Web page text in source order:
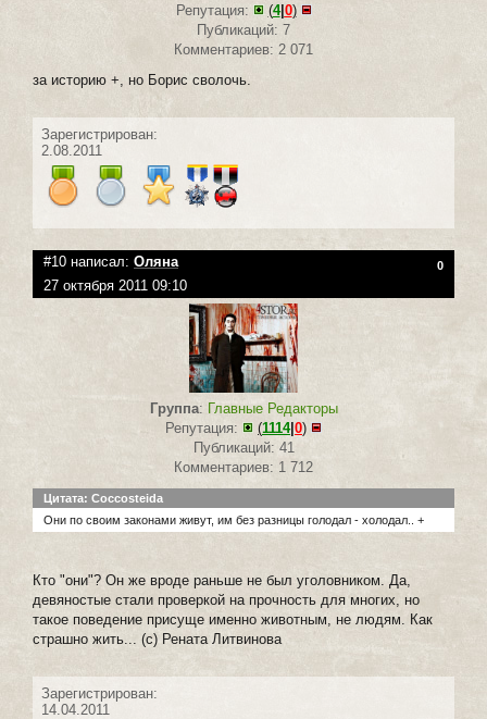
Репутация:
(4| 0)
Публикаций: 7
Комментариев: 2 071
за историю +, но Борис сволочь.
Зарегистрирован:
2.08.2011
#10 написал: Оляна 0
27 октября 2011 09:10
Группа: Главные Редакторы
Репутация:
(1114| 0)
Публикаций: 41
Комментариев: 1 712
Цитата: Coccosteida
Они по своим законами живут, им без разницы голодал - холодал.. +
Кто "они"? Он же вроде раньше не был уголовником. Да,
девяностые стали проверкой на прочность для многих, но
такое поведение присуще именно животным, не людям. Как
страшно жить... (с) Рената Литвинова
Зарегистрирован:
14.04.2011